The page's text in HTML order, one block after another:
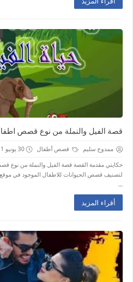
قصة الفيل والنملة من نوع قصص
ممدوح سليم قصص أطفال
30 يونيو 2021
حكايتي مقدمة القصة قصة الفيل والنملة من نوع
لتصنيف قصص الحيوانات للاطفال الموجود في
...
أقراء المزيد